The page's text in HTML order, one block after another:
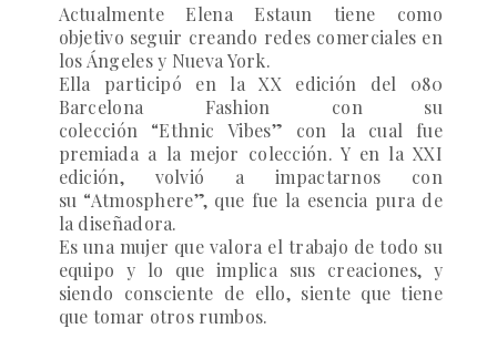
Actualmente Elena Estaun tiene como
objetivo seguir creando redes comerciales en
los Ángeles y Nueva York.
Ella participó en la XX edición del 080
Barcelona Fashion con su
colección “Ethnic Vibes” con la cual fue
premiada a la mejor colección. Y en la XXI
edición, volvió a impactarnos con
su “Atmosphere”, que fue la esencia pura de
la diseñadora.
Es una mujer que valora el trabajo de todo su
equipo y lo que implica sus creaciones, y
siendo consciente de ello, siente que tiene
que tomar otros rumbos.